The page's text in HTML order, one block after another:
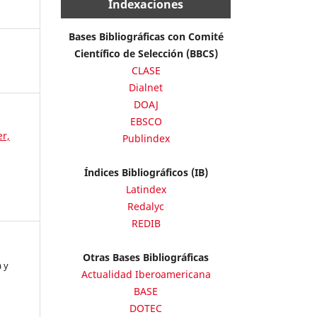
y
Indexaciones
Bases Bibliográficas con Comité
Científico de Selección (BBCS)
CLASE
Dialnet
DOAJ
EBSCO
Publindex
Índices Bibliográficos (IB)
Latindex
Redalyc
REDIB
Otras Bases Bibliográficas
Actualidad Iberoamericana
BASE
DOTEC